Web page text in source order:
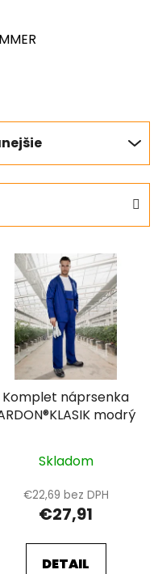
Komplet náprsenka
modrý
Skladom
€22,69 bez DPH
€27,91
DETAIL